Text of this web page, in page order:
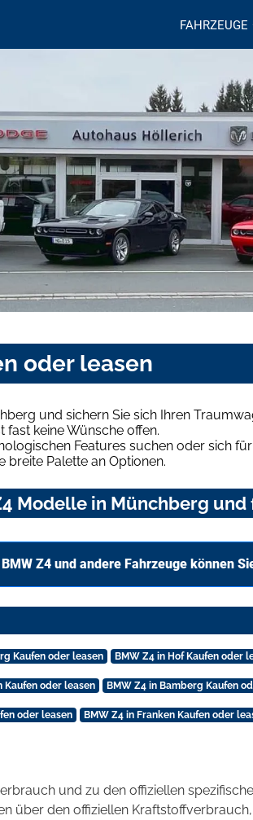
FAHRZEUGE
oder leasen
und sichern Sie sich Ihren
keine Wünsche offen.
Features suchen oder sich
breite Palette an Optionen.
Modelle in Münchberg
Z4 und andere Fahrzeuge können
Kaufen oder leasen BMW Z4 in Hof Kaufen oder
Kaufen oder leasen BMW Z4 in Bamberg Kaufen
oder leasen BMW Z4 in Franken Kaufen oder
und zu den offiziellen
über den offiziellen